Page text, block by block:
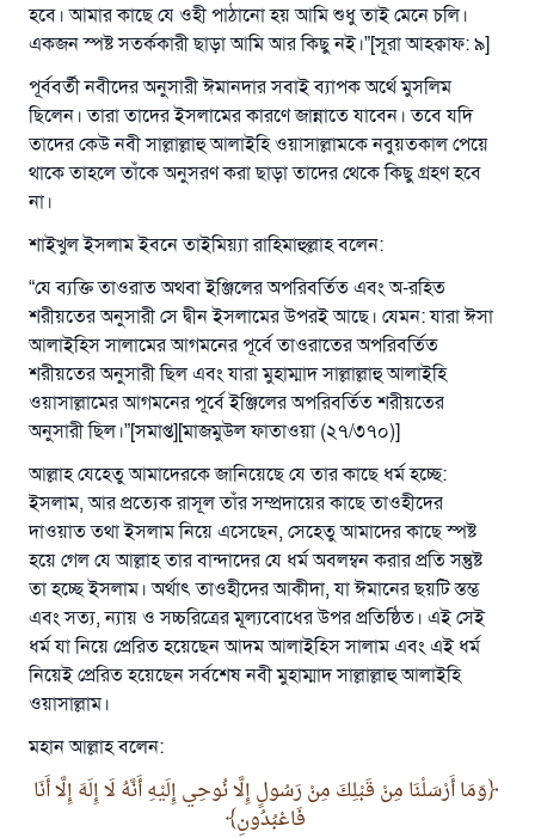
হবে। আমার কাছে যে ওহী পাঠানো হয় আমি শুধু তাই মেনে চলি।
একজন স্পষ্ট সতর্ককারী ছাড়া আমি আর কিছু নই।”[সূরা আহক্বাফ: ৯]
পূর্ববর্তী নবীদের অনুসারী ঈমানদার সবাই ব্যাপক অর্থে মুসলিম
ছিলেন। তারা তাদের ইসলামের কারণে জান্নাতে যাবেন। তবে যদি
তাদের কেউ নবী সাল্লাল্লাহু আলাইহি ওয়াসাল্লামকে নবুয়তকাল পেয়ে
থাকে তাহলে তাঁকে অনুসরণ করা ছাড়া তাদের থেকে কিছু গ্রহণ হবে
না।
শাইখুল ইসলাম ইবনে তাইমিয়্যা রাহিমাহুল্লাহ বলেন:
“যে ব্যক্তি তাওরাত অথবা ইঞ্জিলের অপরিবর্তিত এবং অ-রহিত
শরীয়তের অনুসারী সে দ্বীন ইসলামের উপরই আছে। যেমন: যারা ঈসা
আলাইহিস সালামের আগমনের পূর্বে তাওরাতের অপরিবর্তিত
শরীয়তের অনুসারী ছিল এবং যারা মুহাম্মাদ সাল্লাল্লাহু আলাইহি
ওয়াসাল্লামের আগমনের পূর্বে ইঞ্জিলের অপরিবর্তিত শরীয়তের
অনুসারী ছিল।”[সমাপ্ত][মাজমুউল ফাতাওয়া (২৭/৩৭০)]
আল্লাহ যেহেতু আমাদেরকে জানিয়েছে যে তার কাছে ধর্ম হচ্ছে:
ইসলাম, আর প্রত্যেক রাসূল তাঁর সম্প্রদায়ের কাছে তাওহীদের
দাওয়াত তথা ইসলাম নিয়ে এসেছেন, সেহেতু আমাদের কাছে স্পষ্ট
হয়ে গেল যে আল্লাহ তার বান্দাদের যে ধর্ম অবলম্বন করার প্রতি সন্তুষ্ট
তা হচ্ছে­­ ইসলাম। অর্থাৎ তাওহীদের আকীদা, যা ঈমানের ছয়টি স্তম্ভ
এবং সত্য, ন্যায় ও সচ্চরিত্রের মূল্যবোধের উপর প্রতিষ্ঠিত। এই সেই
ধর্ম যা নিয়ে প্রেরিত হয়েছেন আদম আলাইহিস সালাম এবং এই ধর্ম
নিয়েই প্রেরিত হয়েছেন সর্বশেষ নবী মুহাম্মাদ সাল্লাল্লাহু আলাইহি
ওয়াসাল্লাম।
মহান আল্লাহ বলেন:
وَمَا أَرْسَلْنَا مِنْ قَبْلِكَ مِنْ رَسُولٍ إِلَّا نُوحِي إِلَيْهِ أَنَّهُ لَا إِلَهَ إِلَّا أَنَا
فَاعْبُدُونِ